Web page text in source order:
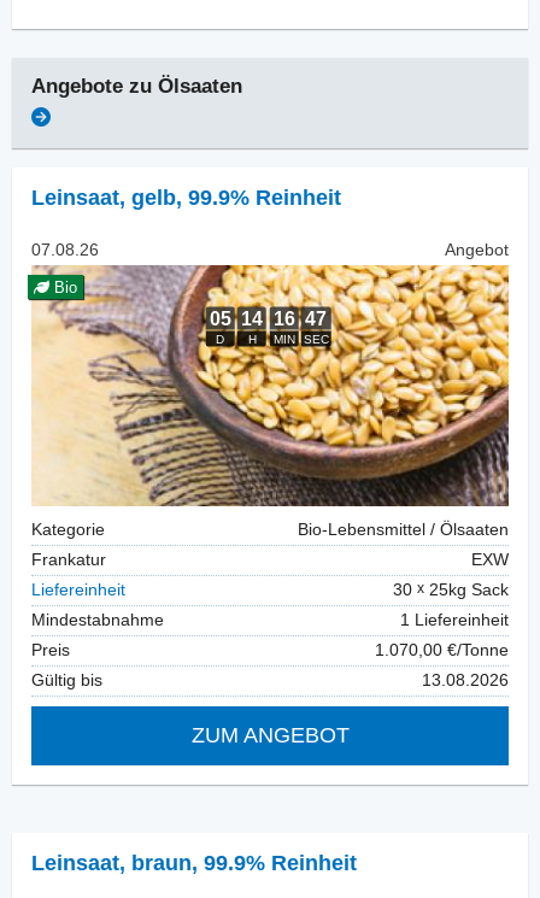
Angebote zu Ölsaaten
Leinsaat, gelb, 99.9% Reinheit
07.08.26 Angebot
Bio
Kategorie
Bio-Lebensmittel / Ölsaaten
Frankatur
EXW
Liefereinheit
30
25kg Sack
Mindestabnahme
1 Liefereinheit
Preis
1.070,00 €/Tonne
Gültig bis
13.08.2026
ZUM ANGEBOT
Leinsaat, braun, 99.9% Reinheit